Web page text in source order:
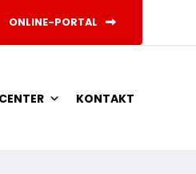
ONLINE-PORTAL
KONTAKT